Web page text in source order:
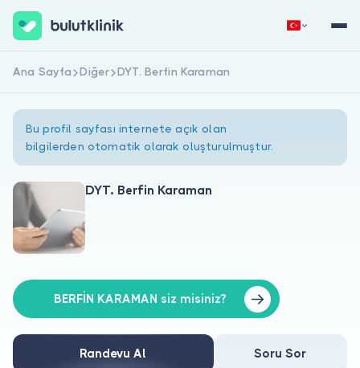
Hakkımızda
Doktorlar için
Doktor musunuz?
Hemen Kaydol
Ana Sayfa Diğer DYT. Berfin Karaman
Bu profil sayfası internete açık olan
bilgilerden otomatik olarak oluşturulmuştur.
DYT. Berfin Karaman
BERFİN KARAMAN siz misiniz?
Randevu Al Soru Sor